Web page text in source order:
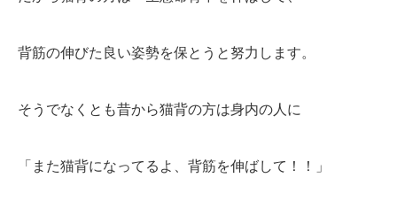
背筋の伸びた良い姿勢を保とうと努力します。
そうでなくとも昔から猫背の方は身内の人に
「また猫背になってるよ、背筋を伸ばして！！」